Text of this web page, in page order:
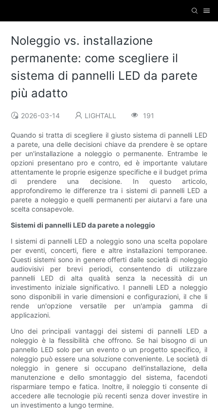
Noleggio vs. installazione
permanente: come scegliere il
sistema di pannelli LED da parete
più adatto
2026-03-14 LIGHTALL 191
Quando si tratta di scegliere il giusto sistema di pannelli LED
a parete, una delle decisioni chiave da prendere è se optare
per un'installazione a noleggio o permanente. Entrambe le
opzioni presentano pro e contro, ed è importante valutare
attentamente le proprie esigenze specifiche e il budget prima
di prendere una decisione. In questo articolo,
approfondiremo le differenze tra i sistemi di pannelli LED a
parete a noleggio e quelli permanenti per aiutarvi a fare una
scelta consapevole.
Sistemi di pannelli LED da parete a noleggio
I sistemi di pannelli LED a noleggio sono una scelta popolare
per eventi, concerti, fiere e altre installazioni temporanee.
Questi sistemi sono in genere offerti dalle società di noleggio
audiovisivi per brevi periodi, consentendo di utilizzare
pannelli LED di alta qualità senza la necessità di un
investimento iniziale significativo. I pannelli LED a noleggio
sono disponibili in varie dimensioni e configurazioni, il che li
rende un'opzione versatile per un'ampia gamma di
applicazioni.
Uno dei principali vantaggi dei sistemi di pannelli LED a
noleggio è la flessibilità che offrono. Se hai bisogno di un
pannello LED solo per un evento o un progetto specifico, il
noleggio può essere una soluzione conveniente. Le società di
noleggio in genere si occupano dell'installazione, della
manutenzione e dello smontaggio del sistema, facendoti
risparmiare tempo e fatica. Inoltre, il noleggio ti consente di
accedere alle tecnologie più recenti senza dover investire in
un investimento a lungo termine.